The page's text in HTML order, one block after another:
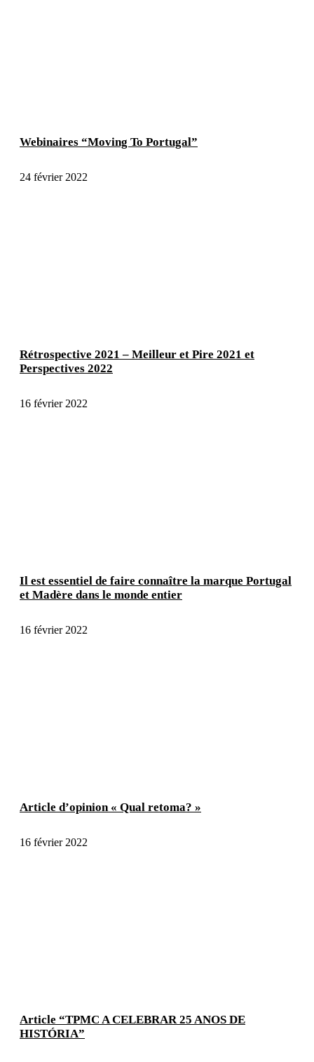
Webinaires “Moving To Portugal”
24 février 2022
Rétrospective 2021 – Meilleur et Pire 2021 et
Perspectives 2022
16 février 2022
Il est essentiel de faire connaître la marque Portugal
et Madère dans le monde entier
16 février 2022
Article d’opinion « Qual retoma? »
16 février 2022
Article “TPMC A CELEBRAR 25 ANOS DE
HISTÓRIA”